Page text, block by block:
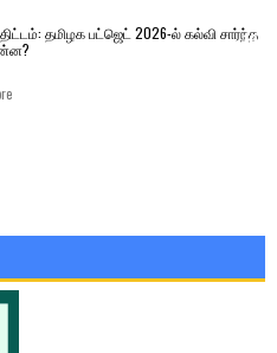
தமிழக பட்ஜெட் 2026-ல் கல்வி சார்ந்த